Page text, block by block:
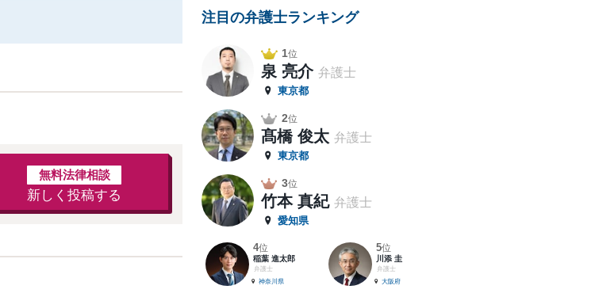
無料法律相談
新しく投稿する
注目の弁護士ランキング
1位
泉 亮介 弁護士
東京都
2位
髙橋 俊太 弁護士
東京都
3位
竹本 真紀 弁護士
愛知県
4位
稲葉 進太郎
弁護士
神奈川県
5位
川添 圭
弁護士
大阪府